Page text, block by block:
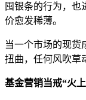
囤银条的行为，也
价愈发稀薄。
当一个市场的现货
扭曲，任何风吹草
基金营销当戒“火